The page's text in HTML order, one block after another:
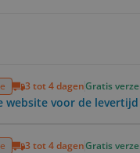
3 tot 4 dagenGratis
website voor de
3 tot 4 dagenGratis